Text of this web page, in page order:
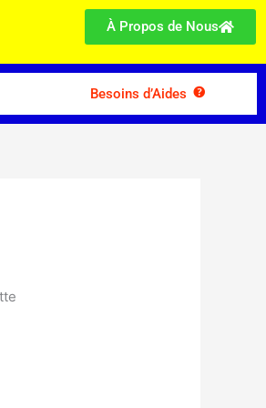
À Propos de Nous
Besoins d’Aides